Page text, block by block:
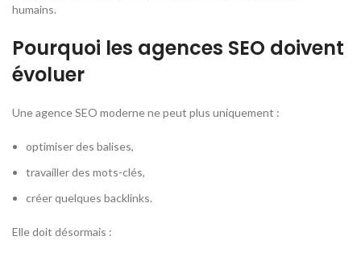
humains.
Pourquoi les agences SEO doivent
évoluer
Une agence SEO moderne ne peut plus uniquement :
optimiser des balises,
travailler des mots-clés,
créer quelques backlinks.
Elle doit désormais :